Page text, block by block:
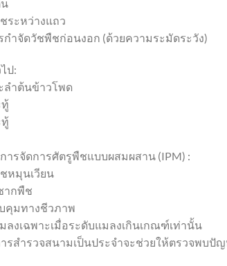
ระหว่างแถว
กำจัดวัชพืชก่อนงอก (ด้วยความระมัดระวัง)
ป:
ลำต้นข้าวโพด
ารจัดการศัตรูพืชแบบผสมผสาน (IPM) :
หมุนเวียน
ากพืช
คุมทางชีวภาพ
ลงเฉพาะเมื่อระดับแมลงเกินเกณฑ์เท่านั้น
รสำรวจสนามเป็นประจำจะช่วยให้ตรวจพบปั